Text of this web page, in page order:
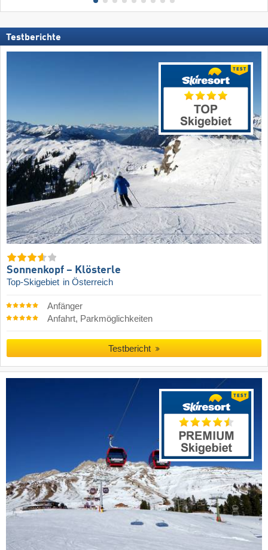
Testberichte
Sonnenkopf – Klösterle
Top-Skigebiet in Österreich
Anfänger
Anfahrt, Parkmöglichkeiten
Testbericht